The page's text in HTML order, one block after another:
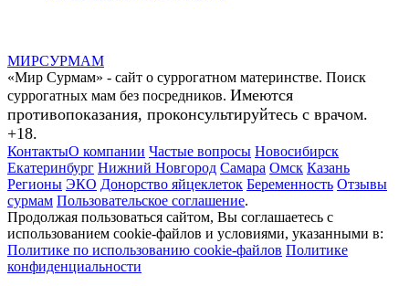
МИРСУРМАМ
«Мир Сурмам» - сайт о суррогатном материнстве. Поиск
суррогатных мам без посредников. Имеются
противопоказания, проконсультируйтесь с врачом.
+18.
КонтактыО компании Частые вопросы Новосибирск
Екатеринбург Нижний Новгород Самара Омск Казань
Регионы ЭКО Донорство яйцеклеток Беременность Отзывы
сурмам Пользовательское соглашение.
Продолжая пользоваться сайтом, Вы соглашаетесь с
использованием cookie-файлов и условиями, указанными в:
Политике по использованию cookie-файлов Политике
конфиденциальности